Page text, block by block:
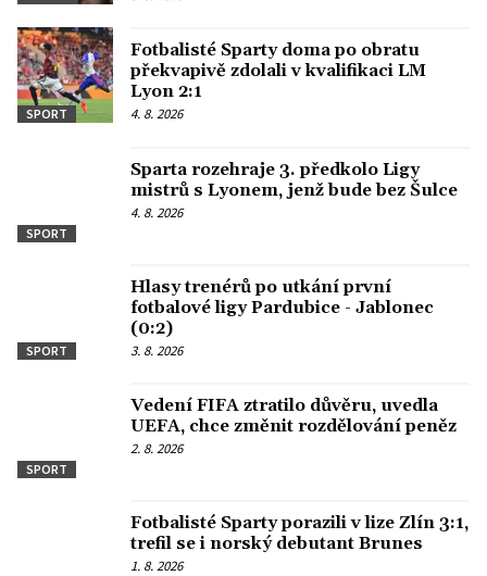
SPORT
Fotbalisté Sparty doma po obratu
překvapivě zdolali v kvalifikaci LM
Lyon 2:1
4. 8. 2026
SPORT
Sparta rozehraje 3. předkolo Ligy
mistrů s Lyonem, jenž bude bez Šulce
4. 8. 2026
SPORT
Hlasy trenérů po utkání první
fotbalové ligy Pardubice - Jablonec
(0:2)
3. 8. 2026
SPORT
Vedení FIFA ztratilo důvěru, uvedla
UEFA, chce změnit rozdělování peněz
2. 8. 2026
Fotbalisté Sparty porazili v lize Zlín 3:1,
trefil se i norský debutant Brunes
1. 8. 2026